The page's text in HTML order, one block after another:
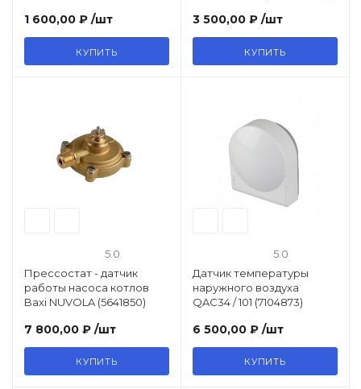
1 600,00 ₽ /шт
КУПИТЬ
3 500,00 ₽ /шт
КУПИТЬ
5.0
Прессостат - датчик
работы насоса котлов
Baxi NUVOLA (5641850)
7 800,00 ₽ /шт
КУПИТЬ
5.0
Датчик температуры
наружнoго воздуха
QAC34 / 101 (7104873)
6 500,00 ₽ /шт
КУПИТЬ